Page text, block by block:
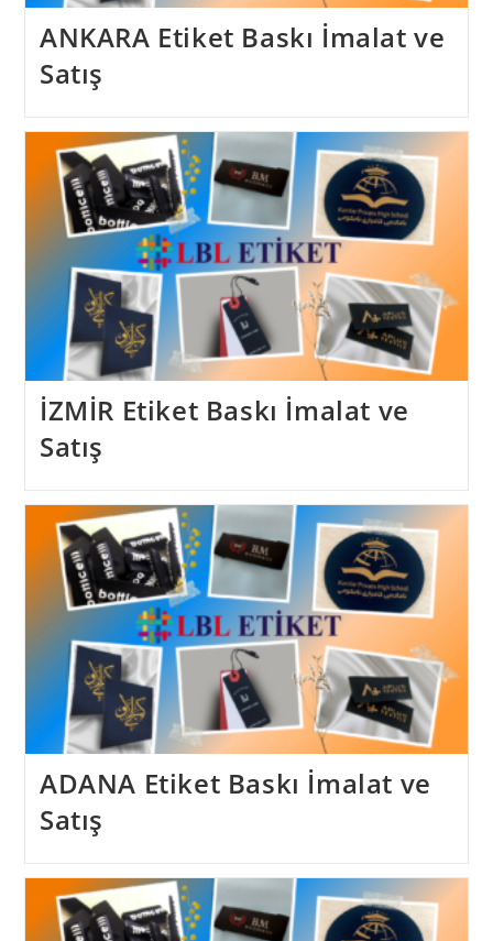
ANKARA Etiket Baskı İmalat ve
Satış
İZMİR Etiket Baskı İmalat ve
Satış
ADANA Etiket Baskı İmalat ve
Satış